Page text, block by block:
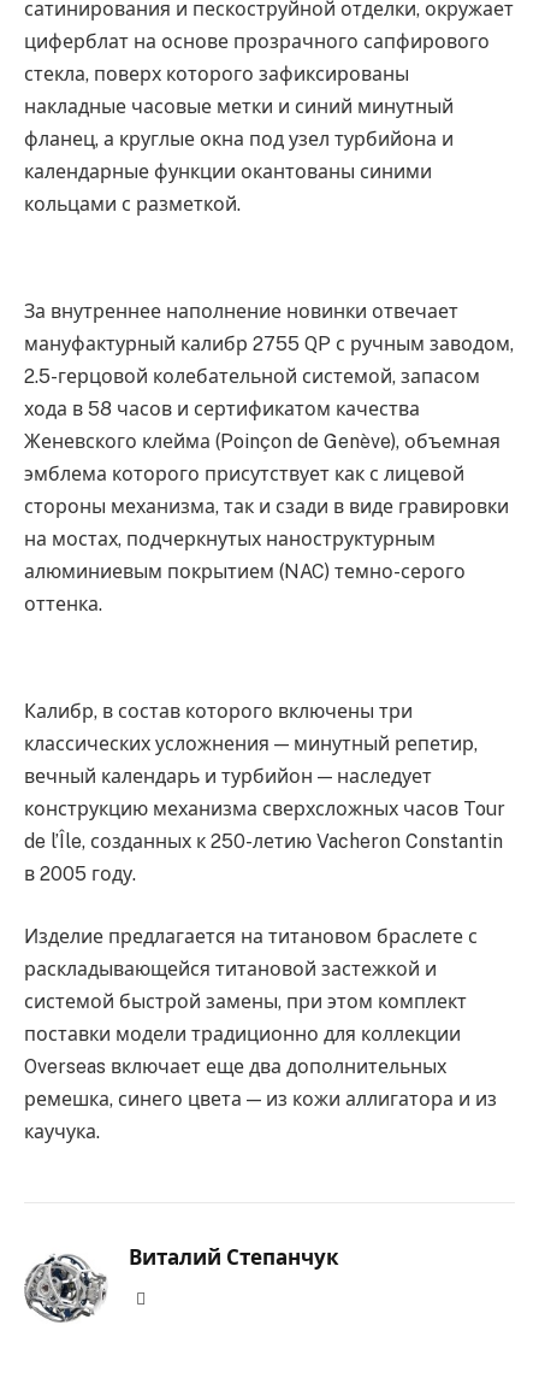
сатинирования и пескоструйной отделки, окружает
циферблат на основе прозрачного сапфирового
стекла, поверх которого зафиксированы
накладные часовые метки и синий минутный
фланец, а круглые окна под узел турбийона и
календарные функции окантованы синими
кольцами с разметкой.
За внутреннее наполнение новинки отвечает
мануфактурный калибр 2755 QP с ручным заводом,
2.5-герцовой колебательной системой, запасом
хода в 58 часов и сертификатом качества
Женевского клейма (Poinçon de Genève), объемная
эмблема которого присутствует как с лицевой
стороны механизма, так и сзади в виде гравировки
на мостах, подчеркнутых наноструктурным
алюминиевым покрытием (NAC) темно-серого
оттенка.
Калибр, в состав которого включены три
классических усложнения — минутный репетир,
вечный календарь и турбийон — наследует
конструкцию механизма сверхсложных часов Tour
de l’Île, созданных к 250-летию Vacheron Constantin
в 2005 году.
Изделие предлагается на титановом браслете с
раскладывающейся титановой застежкой и
системой быстрой замены, при этом комплект
поставки модели традиционно для коллекции
Overseas включает еще два дополнительных
ремешка, синего цвета — из кожи аллигатора и из
каучука.
Виталий Степанчук